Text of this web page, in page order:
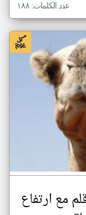
عدد الكلمات: ١٨٨
مع ارتفاع